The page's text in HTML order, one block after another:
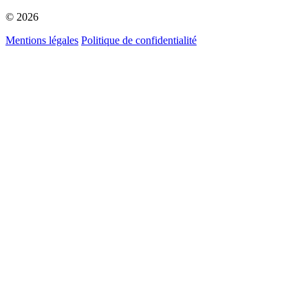
© 2026
Mentions légales Politique de confidentialité